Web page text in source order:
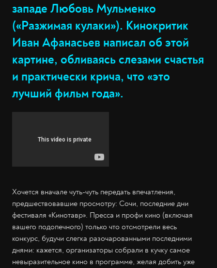
западе Любовь Мульменко
(«Разжимая кулаки»). Кинокритик
Иван Афанасьев написал об этой
картине, обливаясь слезами счастья
и практически крича, что «это
лучший фильм года».
Хочется вначале чуть-чуть передать впечатления,
предшествовавшие просмотру: Сочи, последние дни
фестиваля «Кинотавр». Пресса и профи кино (включая
вашего подопечного) только что отсмотрели весь
конкурс, будучи слегка разочарованными последними
днями: кажется, организаторы собрали в кучку самое
невыразительное кино в программе, желая добить уже